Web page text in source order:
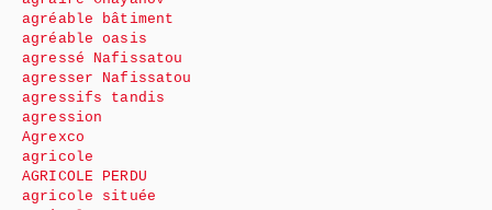
agréable bâtiment
agréable oasis
agressé Nafissatou
agresser Nafissatou
agressifs tandis
agression
Agrexco
agricole
AGRICOLE PERDU
agricole située